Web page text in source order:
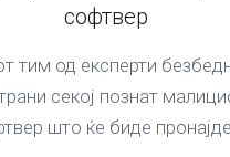
софтвер
тим од експерти
секој познат
што ќе биде